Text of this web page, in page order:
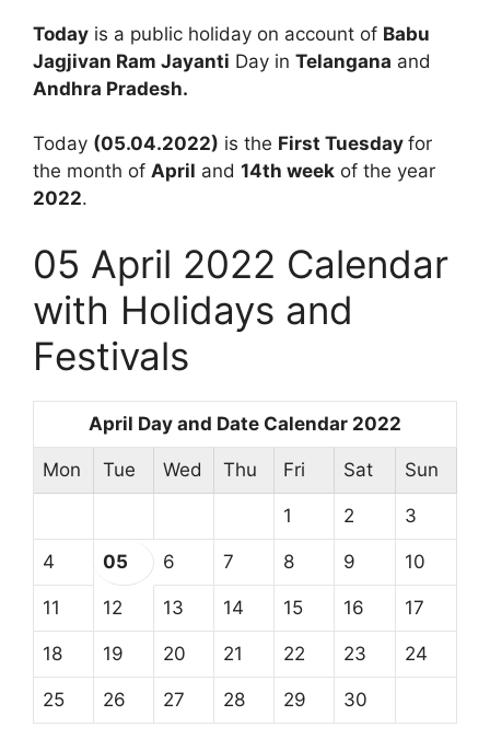
Today is a public holiday on account of Babu
Jagjivan Ram Jayanti Day in Telangana and
Andhra Pradesh.
Today (05.04.2022) is the First Tuesday for
the month of April and 14th week of the year
2022.
05 April 2022 Calendar
with Holidays and
Festivals
April Day and Date Calendar 2022
Mon Tue Wed Thu Fri Sat Sun
1 2 3
4 05 6 7 8 9 10
11 12 13 14 15 16 17
18 19 20 21 22 23 24
25 26 27 28 29 30